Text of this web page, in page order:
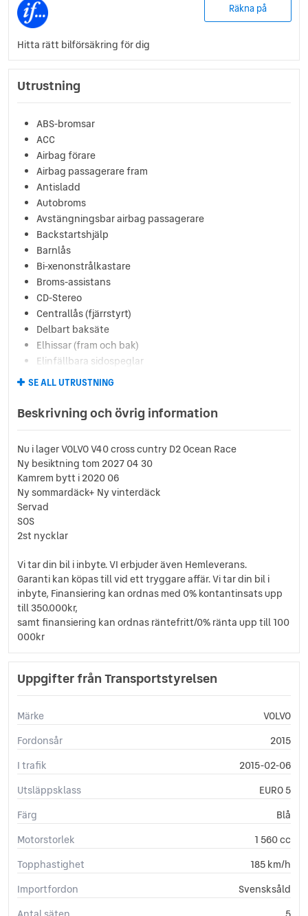
Räkna på
Hitta rätt bilförsäkring för dig
Utrustning
ABS-bromsar
ACC
Airbag förare
Airbag passagerare fram
Antisladd
Autobroms
Avstängningsbar airbag passagerare
Backstartshjälp
Barnlås
Bi-xenonstrålkastare
Broms-assistans
CD-Stereo
Centrallås (fjärrstyrt)
Delbart baksäte
Elhissar (fram och bak)
Elinfällbara sidospeglar
Eluppvärmda sidospeglar
Fartbegränsare
Farthållare
Färddator
ISOFIX-fästen bak
Klädsel (helskinn)
Läslampa
Motorvärmare (med tidur)
Rails
Regnsensor
Servostyrning
Sidoairbags
Sidokrockgardiner
Start-/stoppfunktion
Startspärr
Stöldlarm
Sätesvärme (bak)
Sätesvärme (fram)
USB-uttag
Yttertemperaturmätare
SE ALL UTRUSTNING
Beskrivning och övrig information
Nu i lager VOLVO V40 cross cuntry D2 Ocean Race
Ny besiktning tom 2027 04 30
Kamrem bytt i 2020 06
Ny sommardäck+ Ny vinterdäck
Servad
SOS
2st nycklar
Vi tar din bil i inbyte. VI erbjuder även Hemleverans.
Garanti kan köpas till vid ett tryggare affär. Vi tar din bil i
inbyte, Finansiering kan ordnas med 0% kontantinsats upp
till 350.000kr,
samt finansiering kan ordnas räntefritt/0% ränta upp till 100
000kr
Uppgifter från Transportstyrelsen
Märke
VOLVO
Fordonsår
2015
I trafik
2015-02-06
Utsläppsklass
EURO 5
Färg
Blå
Motorstorlek
1 560 cc
Topphastighet
185 km/h
Importfordon
Svensksåld